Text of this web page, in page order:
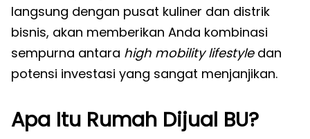
langsung dengan pusat kuliner dan distrik
bisnis, akan memberikan Anda kombinasi
sempurna antara high mobility lifestyledan
potensi investasi yang sangat menjanjikan.
Apa Itu Rumah Dijual BU?